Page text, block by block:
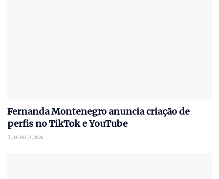
Fernanda Montenegro anuncia criação de
perfis no TikTok e YouTube
JULHO 14, 2026